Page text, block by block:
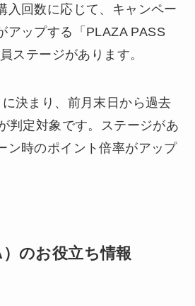
入回数に応じて、キャンペー
アップする「PLAZA PASS
ステージがあります。
決まり、前月末日から過去
判定対象です。ステージがあ
ン時のポイント倍率がアップ
のお役立ち情報